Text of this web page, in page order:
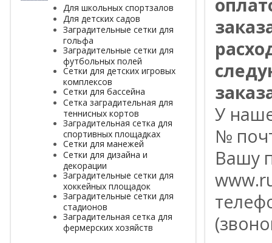
Для школьных спортзалов
Для детских садов
Заградительные сетки для
гольфа
Заградительные сетки для
футбольных полей
Сетки для детских игровых
комплексов
Сетки для бассейна
Сетка заградительная для
теннисных кортов
Заградительная сетка для
спортивных площадках
Сетки для манежей
Сетки для дизайна и
декорации
Заградительные сетки для
хоккейных площадок
Заградительные сетки для
стадионов
Заградительная сетка для
фермерских хозяйств
У
№
Вашу